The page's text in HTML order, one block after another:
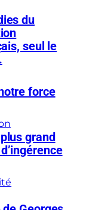
du
seul le
force
grand